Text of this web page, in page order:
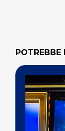
POTREBBE